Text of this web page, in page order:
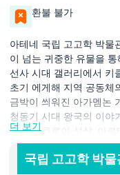
환불 불가
아테네 국립 고고학 박물
이 넘는 귀중한 유물을
선사 시대 갤러리에서 키
초기 에게해 지역 공동체
금박이 씌워진 아가멤논
청동기 시대 왕국의 이야
에서는 쿠로이 석상, 아르
한 우아한 대리석 부조
렉션에서는 세계에서 가
더 보기
국립 고고학 박